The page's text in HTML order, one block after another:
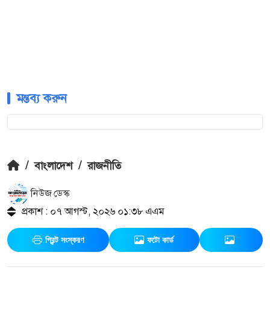
মন্তব্য করুন
/ বাংলাদেশ / রাজনীতি
নিউজ ডেস্ক
প্রকাশ : ০৭ আগস্ট, ২০২৬ ০১:৩৮ এএম
প্রিন্ট সংস্করণ ফটো কার্ড